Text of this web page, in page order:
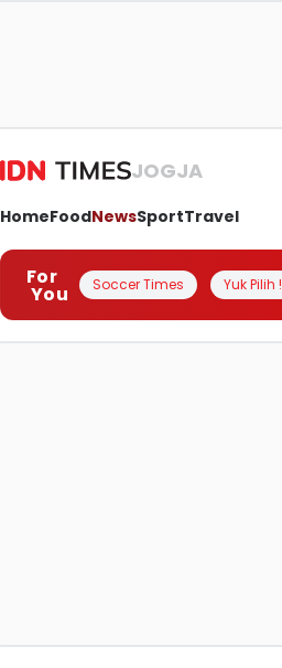
JOGJA
HomeFoodNewsSportTravel
For
You Soccer Times Yuk Pilih !